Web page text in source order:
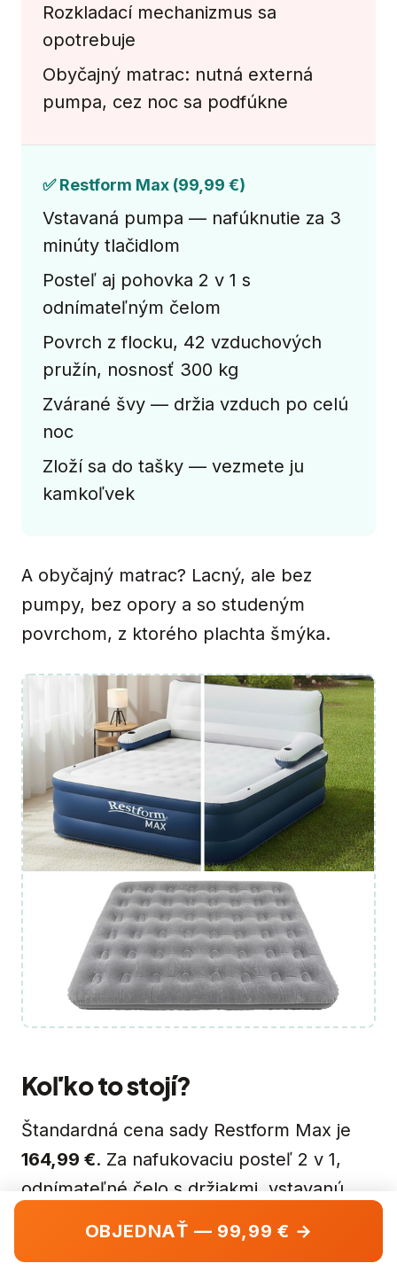
Rozkladací mechanizmus sa
opotrebuje
Obyčajný matrac: nutná externá
pumpa, cez noc sa podfúkne
✅ Restform Max (99,99 €)
Vstavaná pumpa — nafúknutie za 3
minúty tlačidlom
Posteľ aj pohovka 2 v 1 s
odnímateľným čelom
Povrch z flocku, 42 vzduchových
pružín, nosnosť 300 kg
Zvárané švy — držia vzduch po celú
noc
Zloží sa do tašky — vezmete ju
kamkoľvek
A obyčajný matrac? Lacný, ale bez
pumpy, bez opory a so studeným
povrchom, z ktorého plachta šmýka.
Koľko to stojí?
Štandardná cena sady Restform Max je
164,99 €. Za nafukovaciu posteľ 2 v 1,
odnímateľné čelo s držiakmi, vstavanú
pumpu a prenosnú tašku — férová suma.
V tejto chvíli však výrobca ponúka akciu a
OBJEDNAŤ — 99,99 € →